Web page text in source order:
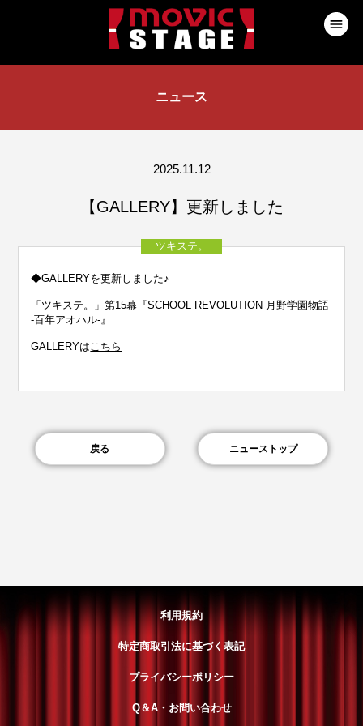
ニュース
2025.11.12
【GALLERY】更新しました
ツキステ。
◆GALLERYを更新しました♪
「ツキステ。」第15幕『SCHOOL REVOLUTION 月野学園物語
-百年アオハル-』
GALLERYはこちら
戻る ニューストップ
利用規約
特定商取引法に基づく表記
プライバシーポリシー
Q＆A・お問い合わせ